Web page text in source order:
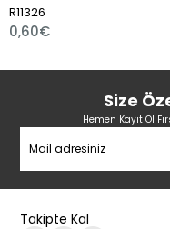
Size
Hemen Kayıt Ol
Takipte Kal